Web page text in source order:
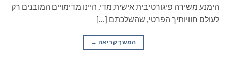
הימנע משירה פיגורטיבית אישית מדי, היינו מדימויים המובנים רק
לעולם חוויותיך הפרטי, שהשלכתם […]
המשך קריאה →